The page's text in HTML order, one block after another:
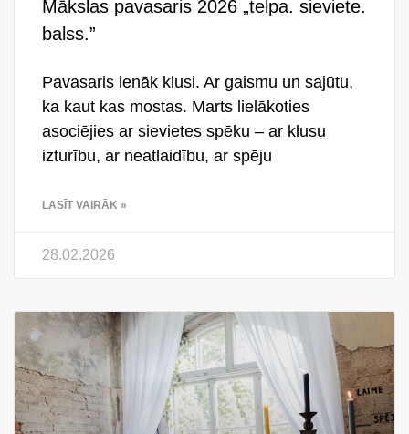
Mākslas pavasaris 2026 „telpa. sieviete.
balss.”
Pavasaris ienāk klusi. Ar gaismu un sajūtu,
ka kaut kas mostas. Marts lielākoties
asociējies ar sievietes spēku – ar klusu
izturību, ar neatlaidību, ar spēju
LASĪT VAIRĀK »
28.02.2026